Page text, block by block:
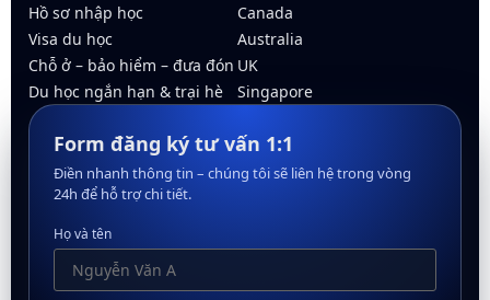
Hồ sơ nhập học
Visa du học
Chỗ ở – bảo hiểm – đưa đón
Du học ngắn hạn & trại hè
Canada
Australia
UK
Singapore
Form đăng ký tư vấn 1:1
Điền nhanh thông tin – chúng tôi sẽ liên hệ trong vòng
24h để hỗ trợ chi tiết.
Họ và tên